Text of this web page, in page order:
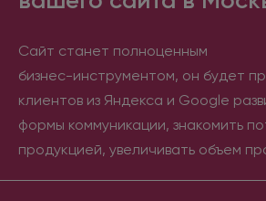
Сайт станет полноценным
бизнес-инструментом, он будет
клиентов из Яндекса и Google
формы коммуникации, знакомить
продукцией, увеличивать объем